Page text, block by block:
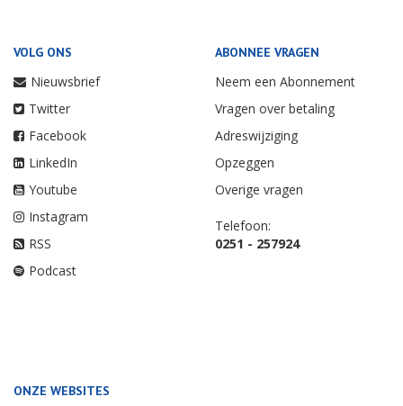
VOLG ONS
Nieuwsbrief
Twitter
Facebook
LinkedIn
Youtube
Instagram
RSS
Podcast
ABONNEE VRAGEN
Neem een Abonnement
Vragen over betaling
Adreswijziging
Opzeggen
Overige vragen
Telefoon:
0251 - 257924
ONZE WEBSITES